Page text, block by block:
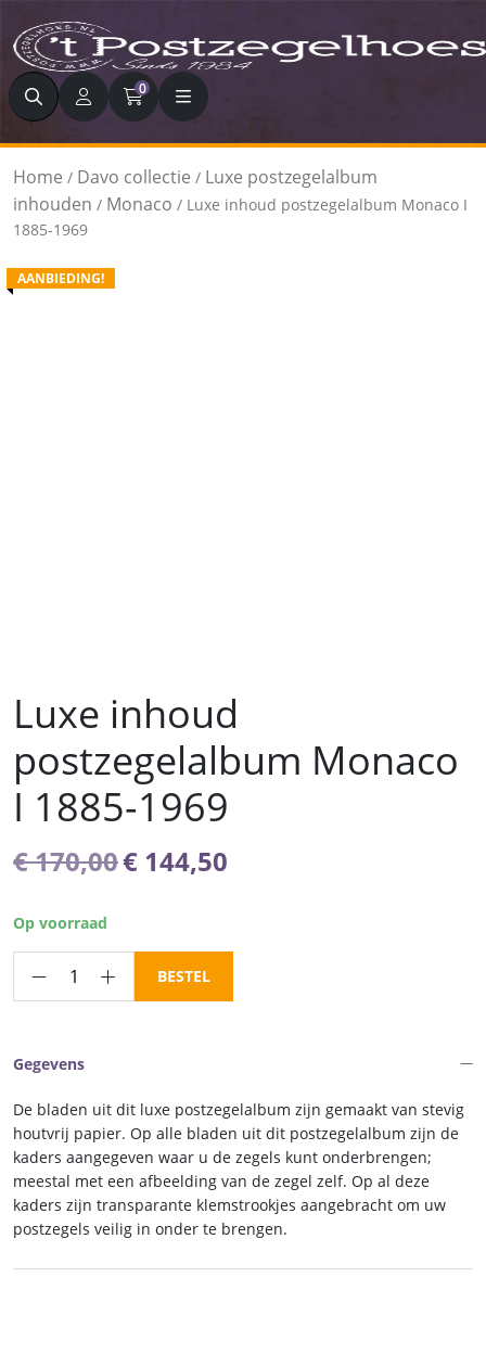
Zoeken 0
Home / Davo collectie / Luxe postzegelalbum
inhouden / Monaco / Luxe inhoud postzegelalbum Monaco I
1885-1969
AANBIEDING!
Luxe inhoud
postzegelalbum Monaco
I 1885-1969
€170,00Oorspronkelijke
€ 170,00.
€ 144,50
€ 144,50.
Op voorraad
Luxe
inhoud
1885-
1969
aantal
BESTEL
Gegevens
De bladen uit dit luxe postzegelalbum zijn gemaakt van stevig
houtvrij papier. Op alle bladen uit dit postzegelalbum zijn de
kaders aangegeven waar u de zegels kunt onderbrengen;
meestal met een afbeelding van de zegel zelf. Op al deze
kaders zijn transparante klemstrookjes aangebracht om uw
postzegels veilig in onder te brengen.